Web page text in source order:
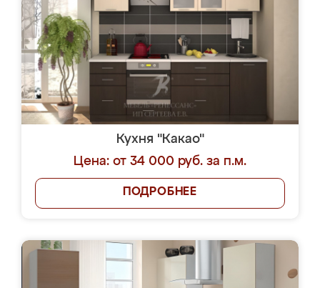
Кухня "Какао"
Цена: от 34 000 руб. за п.м.
ПОДРОБНЕЕ